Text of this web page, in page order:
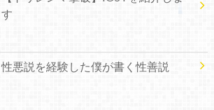
す
性悪説を経験した僕が書く性善説